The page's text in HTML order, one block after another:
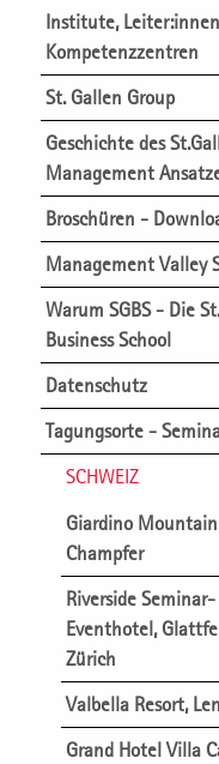
Institute,
Kompetenzzentren
St. Gallen Group
Geschichte des
Management
Broschüren -
Management Valley
Warum SGBS - Die
Business School
Datenschutz
Tagungsorte -
SCHWEIZ
Giardino
Champfer
Riverside
Eventhotel,
Zürich
Valbella Resort,
Grand Hotel Villa